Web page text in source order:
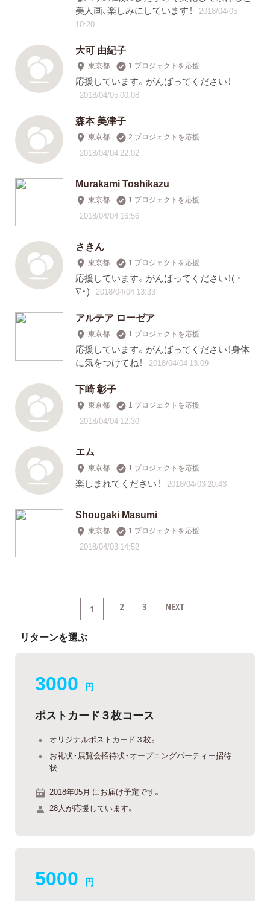
美人画、楽しみにしています！
2018/04/05
10:20
大可 由紀子
東京都 1 プロジェクトを応援
応援しています。がんばってください！
2018/04/05 00:08
森本 美津子
東京都 2 プロジェクトを応援
2018/04/04 22:02
Murakami Toshikazu
東京都 1 プロジェクトを応援
2018/04/04 16:56
さきん
東京都 1 プロジェクトを応援
応援しています。がんばってください！( ・
∇・)
2018/04/04 13:33
アルテア ローゼア
東京都 1 プロジェクトを応援
応援しています。がんばってください！身体
に気をつけてね！
2018/04/04 13:09
下崎 彰子
東京都 1 プロジェクトを応援
2018/04/04 12:30
エム
東京都 1 プロジェクトを応援
楽しまれてください！ 2018/04/03 20:43
Shougaki Masumi
東京都 1 プロジェクトを応援
2018/04/03 14:52
1 2 3 NEXT
リターンを選ぶ
3000 円
ポストカード３枚コース
オリジナルポストカード３枚。
お礼状・展覧会招待状・オープニングパーティー招待
状
2018年05月 にお届け予定です。
28人が応援しています。
5000 円